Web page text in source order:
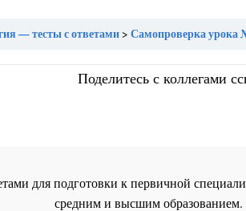
— тесты с ответами Самопроверка урока
Поделитесь с коллегами
для подготовки к первичной
средним и высшим